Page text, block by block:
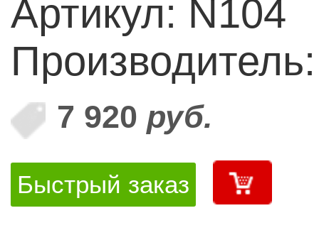
Артикул: N104
7 920 руб.
Быстрый заказ